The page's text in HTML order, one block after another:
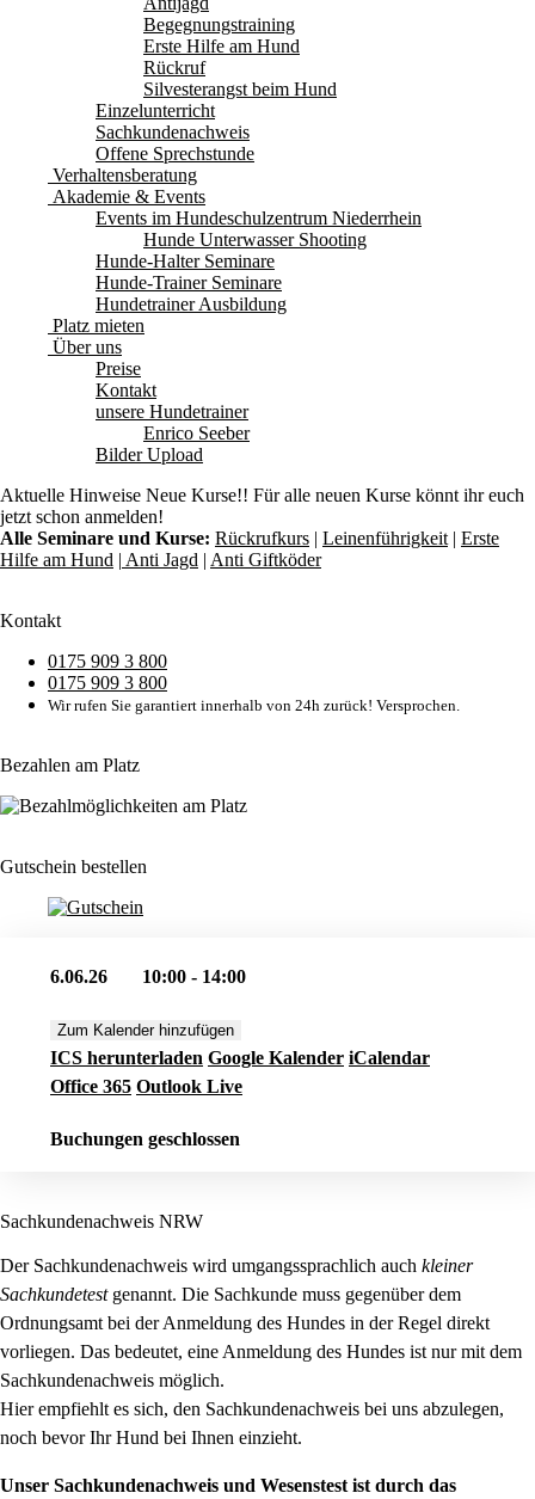
Begegnungstraining
Erste Hilfe am Hund
Rückruf
Silvesterangst beim Hund
Einzelunterricht
Sachkundenachweis
Offene Sprechstunde
Verhaltensberatung
Akademie & Events
Events im Hundeschulzentrum Niederrhein
Hunde Unterwasser Shooting
Hunde-Halter Seminare
Hunde-Trainer Seminare
Hundetrainer Ausbildung
Platz mieten
Über uns
Preise
Kontakt
unsere Hundetrainer
Enrico Seeber
Bilder Upload
Aktuelle Hinweise Neue Kurse!! Für alle neuen Kurse könnt ihr euch
jetzt schon anmelden!
Alle Seminare und Kurse: Rückrufkurs | Leinenführigkeit | Erste
Hilfe am Hund | Anti Jagd | Anti Giftköder
Kontakt
0175 909 3 800
0175 909 3 800
Wir rufen Sie garantiert innerhalb von 24h zurück! Versprochen.
Bezahlen am Platz
Gutschein bestellen
6.06.26 10:00 - 14:00
Zum Kalender hinzufügen
ICS herunterladen Google Kalender iCalendar
Office 365 Outlook Live
Buchungen geschlossen
Sachkundenachweis NRW
Der Sachkundenachweis wird umgangssprachlich auch kleiner
Sachkundetestgenannt. Die Sachkunde muss gegenüber dem
Ordnungsamt bei der Anmeldung des Hundes in der Regel direkt
vorliegen. Das bedeutet, eine Anmeldung des Hundes ist nur mit dem
Sachkundenachweis möglich.
Hier empfiehlt es sich, den Sachkundenachweis bei uns abzulegen,
noch bevor Ihr Hund bei Ihnen einzieht.
Unser Sachkundenachweis und Wesenstest ist durch das